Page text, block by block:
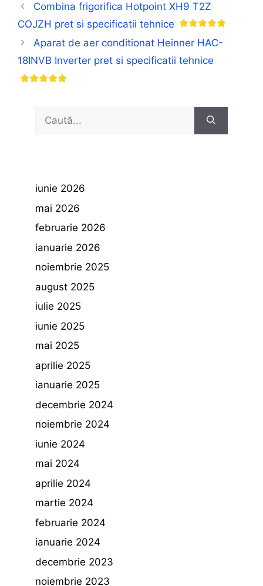
Combina frigorifica Hotpoint XH9 T2Z
COJZH pret si specificatii tehnice
Aparat de aer conditionat Heinner HAC-
18INVB Inverter pret si specificatii tehnice
Caută
iunie 2026
mai 2026
februarie 2026
ianuarie 2026
noiembrie 2025
august 2025
iulie 2025
iunie 2025
mai 2025
aprilie 2025
ianuarie 2025
decembrie 2024
noiembrie 2024
iunie 2024
mai 2024
aprilie 2024
martie 2024
februarie 2024
ianuarie 2024
decembrie 2023
noiembrie 2023